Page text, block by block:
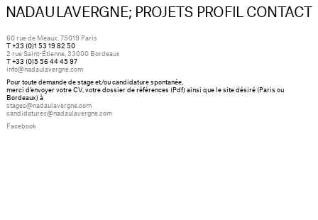
NADAU LAVERGNE; PROJETS PROFIL CONTACT
60 rue de Meaux, 75019 Paris
T +33 (0)1 53 19 82 50
2 rue Saint-Étienne, 33000 Bordeaux
T +33 (0)5 56 44 45 97
info@nadaulavergne.com
Pour toute demande de stage et/ou candidature spontanée,
merci d’envoyer votre CV, votre dossier de références (Pdf) ainsi que le site désiré (Paris ou
Bordeaux) à
stages@nadaulavergne.com
candidatures@nadaulavergne.com
Facebook